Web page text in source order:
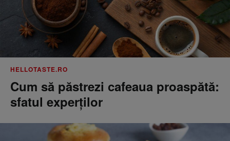
HELLOTASTE.RO
Cum să păstrezi cafeaua proaspătă:
sfatul experților